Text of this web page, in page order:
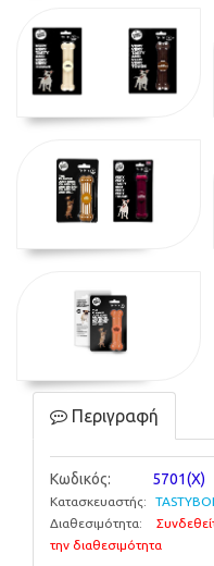
Περιγραφή
Κωδικός: 5701(X)
Κατασκευαστής:
Διαθεσιμότητα:
την διαθεσιμότητα